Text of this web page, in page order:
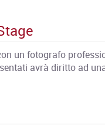
un fotografo
avrà diritto ad